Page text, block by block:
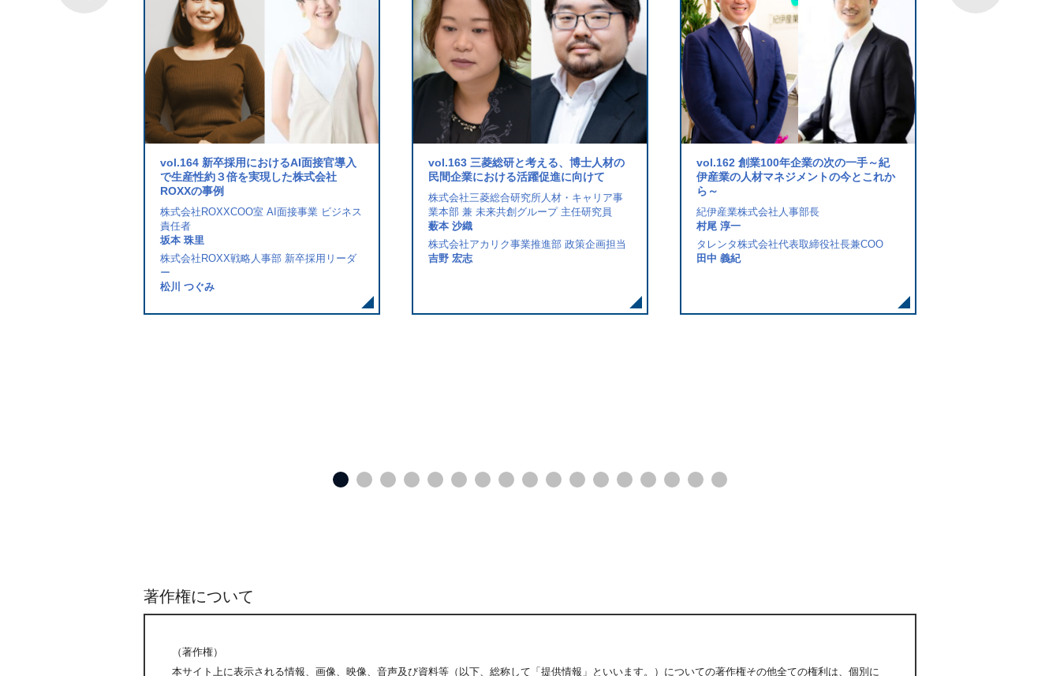
vol.164 新卒採用におけるAI面接官導入
で生産性約３倍を実現した株式会社
ROXXの事例
株式会社ROXXCOO室 AI面接事業 ビジネス
責任者
坂本 珠里
株式会社ROXX戦略人事部 新卒採用リーダ
ー
松川 つぐみ
vol.163 三菱総研と考える、博士人材の
民間企業における活躍促進に向けて
株式会社三菱総合研究所人材・キャリア事
業本部 兼 未来共創グループ 主任研究員
薮本 沙織
株式会社アカリク事業推進部 政策企画担当
吉野 宏志
vol.162 創業100年企業の次の一手～紀
伊産業の人材マネジメントの今とこれか
ら～
紀伊産業株式会社人事部長
村尾 淳一
タレンタ株式会社代表取締役社長兼COO
田中 義紀
著作権について
（著作権）
本サイト上に表示される情報、画像、映像、音声及び資料等（以下、総称して「提供情報」といいます。）についての著作権その他全ての権利は、個別に